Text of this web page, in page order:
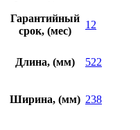
Гарантийный
срок, (мес)
12
Длина, (мм) 522
Ширина, (мм) 238